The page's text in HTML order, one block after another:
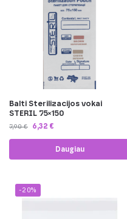
Balti Sterilizacijos vokai
STERIL 75×150
7,90€ 6,32 €
Daugiau
-20%